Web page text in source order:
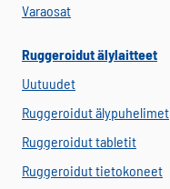
Varaosat
Ruggeroidut älylaitteet
Uutuudet
Ruggeroidut älypuhelimet
Ruggeroidut tabletit
Ruggeroidut tietokoneet